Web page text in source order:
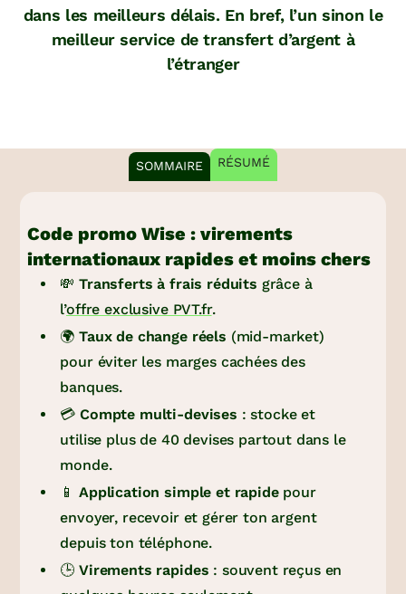
dans les meilleurs délais. En bref, l’un sinon le
meilleur service de transfert d’argent à
l’étranger
SOMMAIRE RÉSUMÉ
Code promo Wise : virements
internationaux rapides et moins chers
💸Transferts à frais réduits grâce à
l’offre exclusive PVT.fr.
🌍Taux de change réels (mid-market)
pour éviter les marges cachées des
banques.
💳Compte multi-devises : stocke et
utilise plus de 40 devises partout dans le
monde.
📱Application simple et rapidepour
envoyer, recevoir et gérer ton argent
depuis ton téléphone.
🕒Virements rapides : souvent reçus en